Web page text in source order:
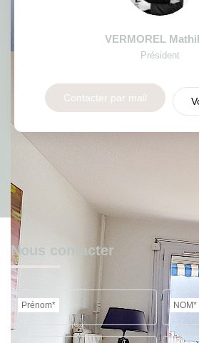
VERMOREL
Président
Contacter par mail
Nous contacter
Prénom* NOM*